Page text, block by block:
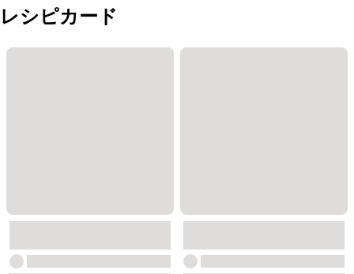
レシピカード